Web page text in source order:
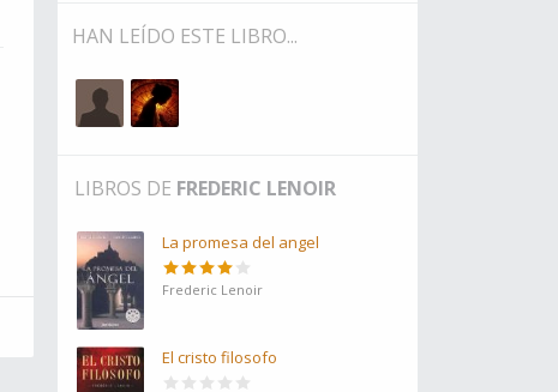
HAN LEÍDO ESTE LIBRO...
LIBROS DE FREDERIC LENOIR
La promesa del angel
Frederic Lenoir
El cristo filosofo